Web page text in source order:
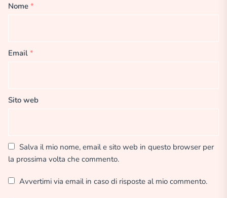
Nome *
Email *
Sito web
Salva il mio nome, email e sito web in questo browser per
la prossima volta che commento.
Avvertimi via email in caso di risposte al mio commento.